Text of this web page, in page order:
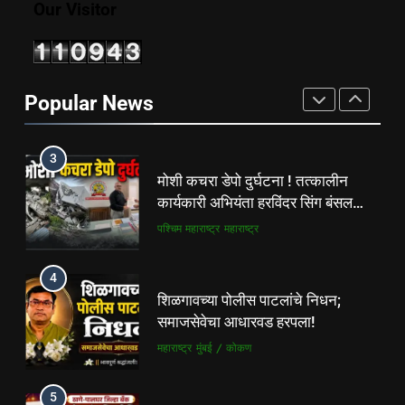
Popular News
2
अपहाराचा आरोप; बांधकाम व्यावसायिक
3
मोशी कचरा डेपो दुर्घटना ! तत्कालीन
कार्यकारी अभियंता हरविंदर सिंग बंसल
यांच्या चौकशीची मागणी
पश्चिम महाराष्ट्र महाराष्ट्र
4
शिळगावच्या पोलीस पाटलांचे निधन;
समाजसेवेचा आधारवड हरपला!
महाराष्ट्र मुंबई / कोकण
5